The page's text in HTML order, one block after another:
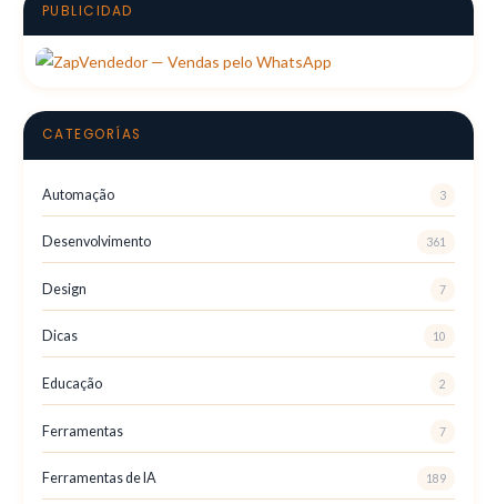
PUBLICIDAD
CATEGORÍAS
Automação 3
Desenvolvimento 361
Design 7
Dicas 10
Educação 2
Ferramentas 7
Ferramentas de IA 189